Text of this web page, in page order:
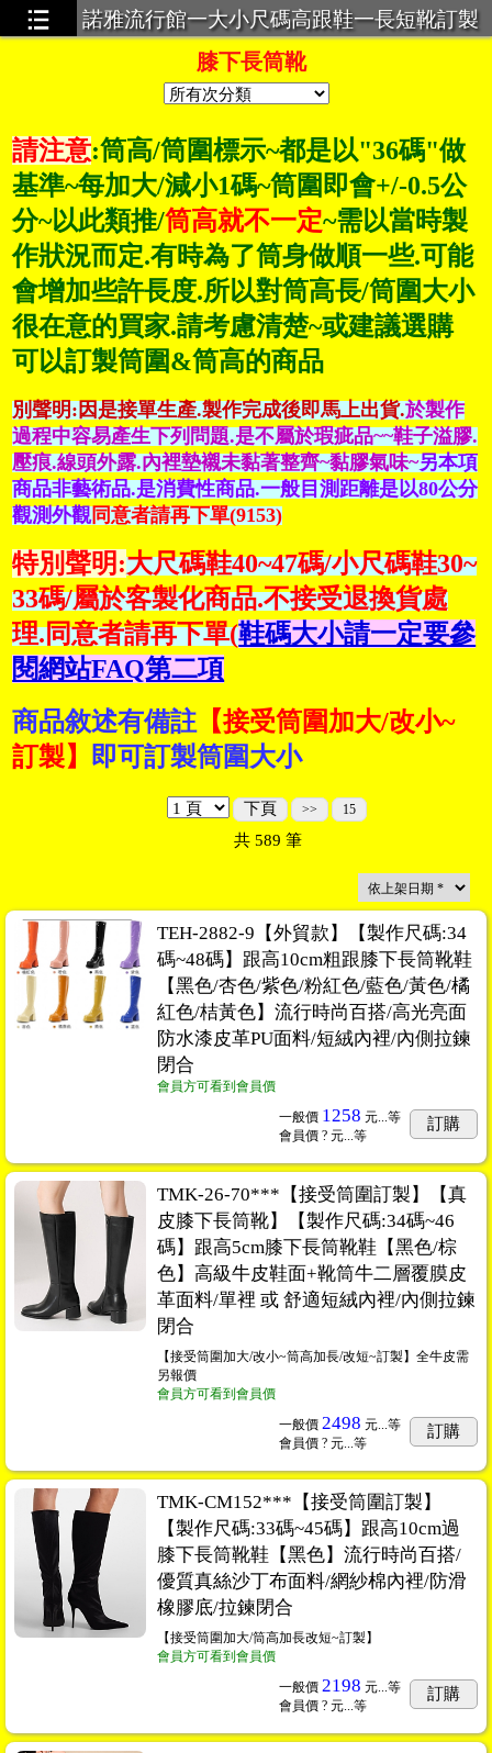
諾雅流行館一大小尺碼高跟鞋一長短靴訂製
一超大碼服飾一義乳一馬甲束身衣
膝下長筒靴
請注意:筒高/筒圍標示~都是以"36碼"做
基準~每加大/減小1碼~筒圍即會+/-0.5公
分~以此類推/筒高就不一定~需以當時製
作狀況而定.有時為了筒身做順一些.可能
會增加些許長度.所以對筒高長/筒圍大小
很在意的買家.請考慮清楚~或建議選購
可以訂製筒圍&筒高的商品
別聲明:因是接單生產.製作完成後即馬上出貨.於製作
過程中容易產生下列問題.是不屬於瑕疵品~~鞋子溢膠.
壓痕.線頭外露.內裡墊襯未黏著整齊~黏膠氣味~另本項
商品非藝術品.是消費性商品.一般目測距離是以80公分
觀測外觀同意者請再下單(9153)
特別聲明:大尺碼鞋40~47碼/小尺碼鞋30~
33碼/屬於客製化商品.不接受退換貨處
理.同意者請再下單(鞋碼大小請一定要參
閱網站FAQ第二項
商品敘述有備註 【接受筒圍加大/改小~
訂製】 即可訂製筒圍大小
下頁 >> 15
共 589 筆
TEH-2882-9【外貿款】【製作尺碼:34
碼~48碼】跟高10cm粗跟膝下長筒靴鞋
【黑色/杏色/紫色/粉紅色/藍色/黃色/橘
紅色/桔黃色】流行時尚百搭/高光亮面
防水漆皮革PU面料/短絨內裡/內側拉鍊
閉合
會員方可看到會員價
一般價 1258 元...等
會員價 ? 元...等
訂購
TMK-26-70***【接受筒圍訂製】【真
皮膝下長筒靴】【製作尺碼:34碼~46
碼】跟高5cm膝下長筒靴鞋【黑色/棕
色】高級牛皮鞋面+靴筒牛二層覆膜皮
革面料/單裡 或 舒適短絨內裡/內側拉鍊
閉合
【接受筒圍加大/改小~筒高加長/改短~訂製】全牛皮需
另報價
會員方可看到會員價
一般價 2498 元...等
會員價 ? 元...等
訂購
TMK-CM152***【接受筒圍訂製】
【製作尺碼:33碼~45碼】跟高10cm過
膝下長筒靴鞋【黑色】流行時尚百搭/
優質真絲沙丁布面料/網紗棉內裡/防滑
橡膠底/拉鍊閉合
【接受筒圍加大/筒高加長改短~訂製】
會員方可看到會員價
一般價 2198 元...等
會員價 ? 元...等
訂購